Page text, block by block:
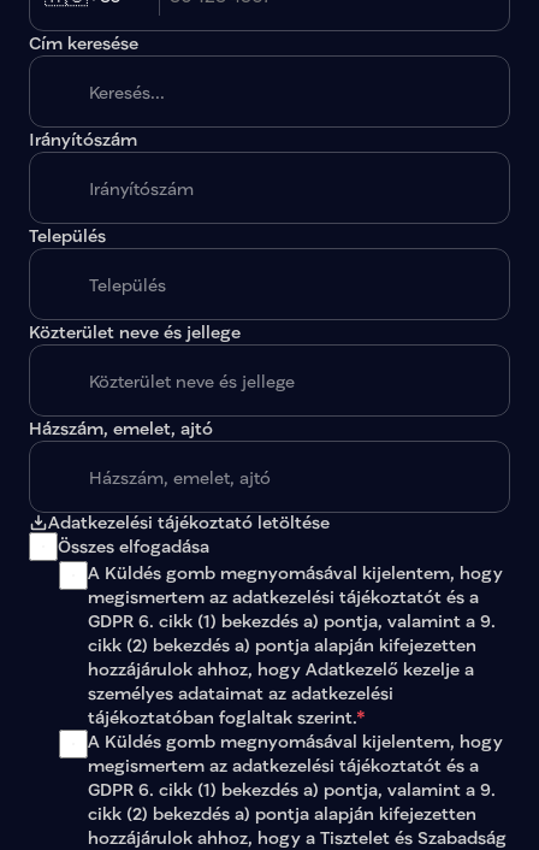
Cím keresése
Irányítószám
Település
Közterület neve és jellege
Házszám, emelet, ajtó
Adatkezelési tájékoztató letöltése
Összes elfogadása
A Küldés gomb megnyomásával kijelentem, hogy
megismertem az adatkezelési tájékoztatót és a
GDPR 6. cikk (1) bekezdés a) pontja, valamint a 9.
cikk (2) bekezdés a) pontja alapján kifejezetten
hozzájárulok ahhoz, hogy Adatkezelő kezelje a
személyes adataimat az adatkezelési
tájékoztatóban foglaltak szerint.*
A Küldés gomb megnyomásával kijelentem, hogy
megismertem az adatkezelési tájékoztatót és a
GDPR 6. cikk (1) bekezdés a) pontja, valamint a 9.
cikk (2) bekezdés a) pontja alapján kifejezetten
hozzájárulok ahhoz, hogy a Tisztelet és Szabadság